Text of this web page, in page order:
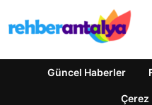
Güncel Haberler
Çerez